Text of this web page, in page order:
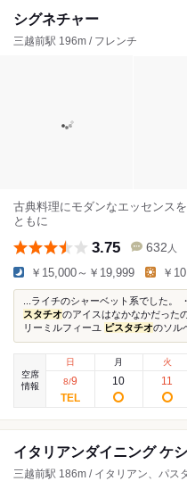
シグネチャー
三越前駅 196m / フレンチ
古典料理にモダンなエッセンス
ともに
3.75 632 人
￥15,000～￥19,999 ￥
...ライチのシャーベット系でした。
スタチオのアイスはなかなかだった
リーミルフィーユ
ピスタチオのソル
空席
情報
日
8/9
月
10
火
11
イタリアンダイニング ケ
三越前駅 186m / イタリアン、パス